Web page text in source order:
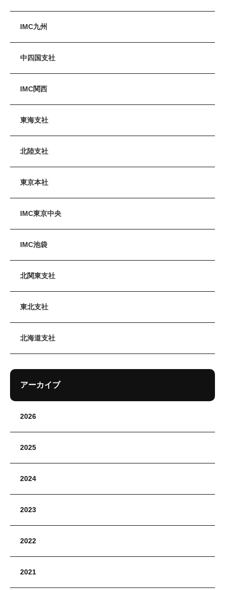
IMC九州
中四国支社
IMC関西
東海支社
北陸支社
東京本社
IMC東京中央
IMC池袋
北関東支社
東北支社
北海道支社
アーカイブ
2026
2025
2024
2023
2022
2021